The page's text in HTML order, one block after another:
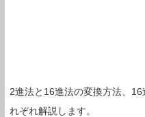
2進法と16進法の変換方法、
れぞれ解説します。